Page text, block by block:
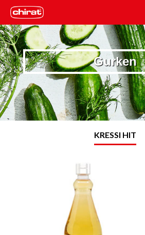
Gurken
KRESSI HIT